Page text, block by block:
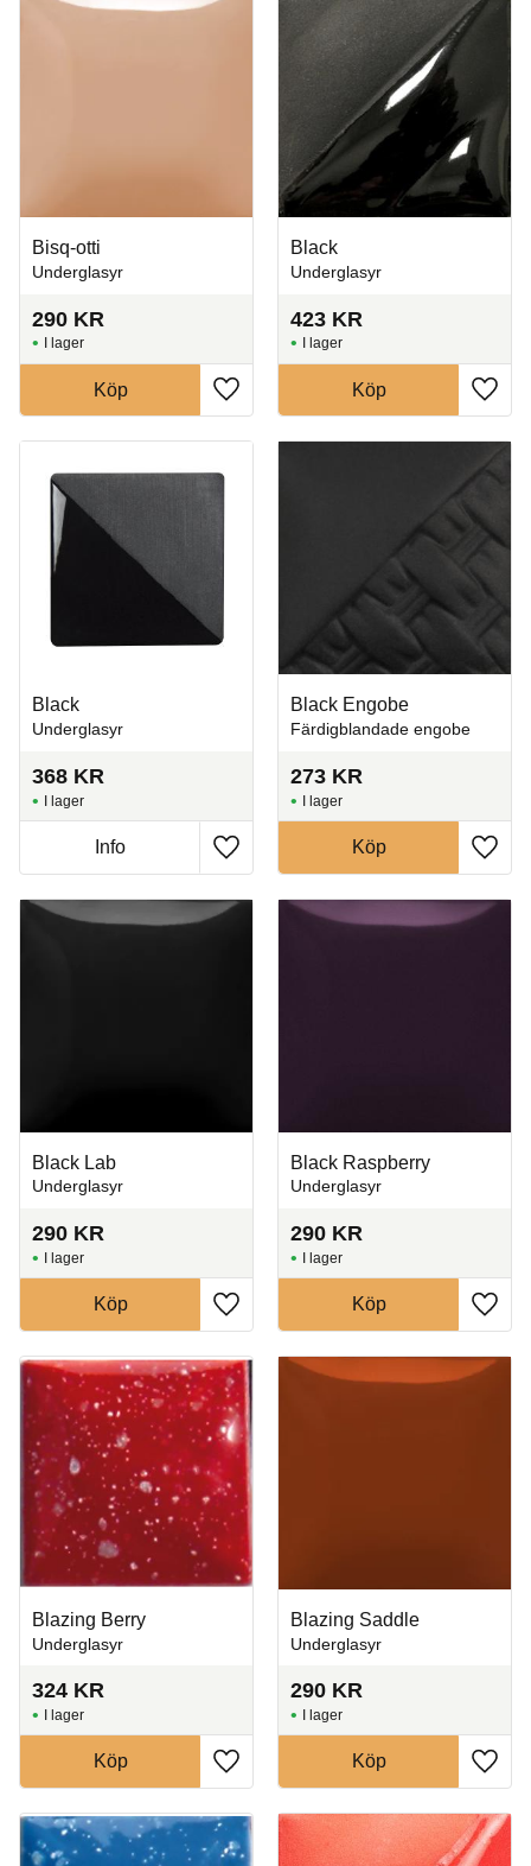
Bisq-otti
Underglasyr
290 KR
Lägg till i favoriter
I lager
Köp
Black
Underglasyr
423 KR
Lägg
I lager
Köp
Black
Underglasyr
368 KR
Lägg till i favoriter
I lager
Info
Black Engobe
Färdigblandade engobe
273 KR
Lägg
I lager
Köp
Black Lab
Underglasyr
290 KR
Lägg till i favoriter
I lager
Köp
Black Raspberry
Underglasyr
290 KR
Lägg
I lager
Köp
Blazing Berry
Underglasyr
324 KR
Lägg till i favoriter
I lager
Köp
Blazing Saddle
Underglasyr
290 KR
Lägg
I lager
Köp